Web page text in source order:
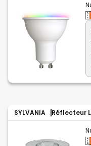
SYLVANIA Réflecteur